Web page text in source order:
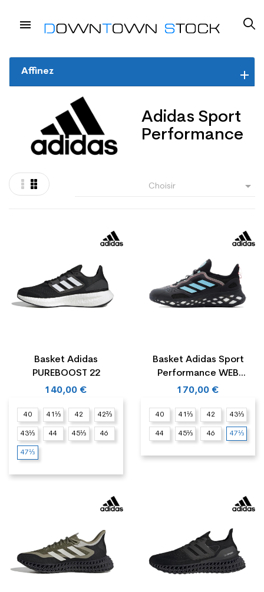
Affinez
Adidas Sport
Performance
Choisir 
Basket Adidas
PUREBOOST 22
140,00 €
40 41⅓ 42 42⅔
43⅓ 44 45⅓ 46
47⅓
Basket Adidas Sport
Performance WEB
BOOST RUNNING
170,00 €
40 41⅓ 42 43⅓
44 45⅓ 46 47⅓